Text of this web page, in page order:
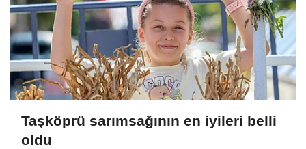
Taşköprü sarımsağının en iyileri belli
oldu